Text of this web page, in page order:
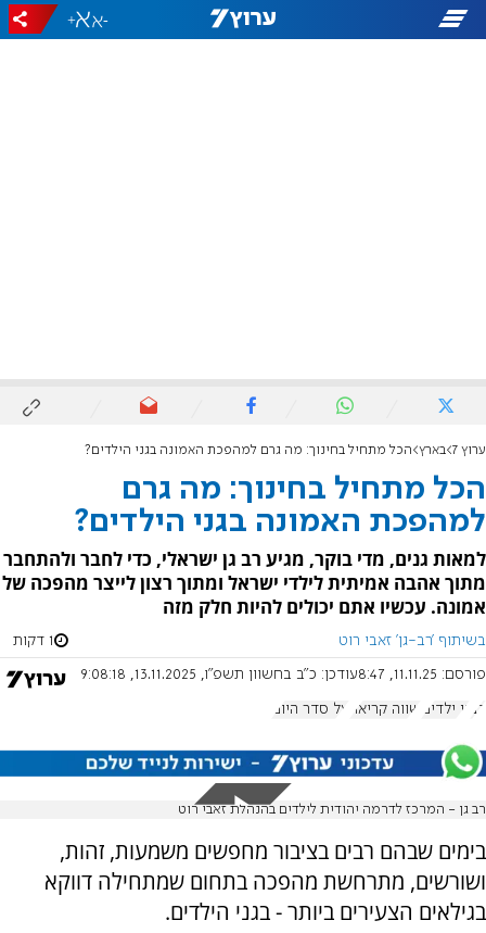
-
+
ערוץ 7 בארץ הכל מתחיל בחינוך: מה גרם למהפכת האמונה בגני הילדים?
הכל מתחיל בחינוך: מה גרם
למהפכת האמונה בגני הילדים?
למאות גנים, מדי בוקר, מגיע רב גן ישראלי, כדי לחבר ולהתחבר
מתוך אהבה אמיתית לילדי ישראל ומתוך רצון לייצר מהפכה של
אמונה. עכשיו אתם יכולים להיות חלק מזה
בשיתוף 'רב-גן' זאבי רוט 1 דקות
פורסם: 11.11.25, 8:47 עודכן: כ"ב בחשוון תשפ"ו, 13.11.2025, 9:08:18
רב גן ילדים שווה קריאה על סדר היום
רב גן - המרכז לדרמה יהודית לילדים בהנהלת זאבי רוט
בימים שבהם רבים בציבור מחפשים משמעות, זהות,
ושורשים, מתרחשת מהפכה בתחום שמתחילה דווקא
בגילאים הצעירים ביותר - בגני הילדים.